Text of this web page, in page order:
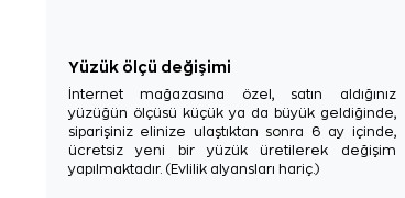
Yüzük ölçü değişimi
İnternet mağazasına özel, satın aldığınız
yüzüğün ölçüsü küçük ya da büyük geldiğinde,
siparişiniz elinize ulaştıktan sonra 6 ay içinde,
ücretsiz yeni bir yüzük üretilerek değişim
yapılmaktadır. (Evlilik alyansları hariç.)